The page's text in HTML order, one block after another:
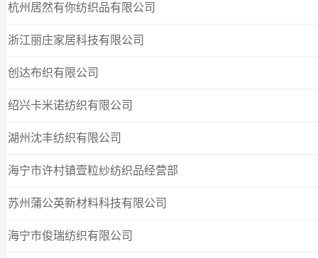
杭州居然有你纺织品有限公司
浙江丽庄家居科技有限公司
创达布织有限公司
绍兴卡米诺纺织有限公司
湖州沈丰纺织有限公司
海宁市许村镇壹粒纱纺织品经营部
苏州蒲公英新材料科技有限公司
海宁市俊瑞纺织有限公司